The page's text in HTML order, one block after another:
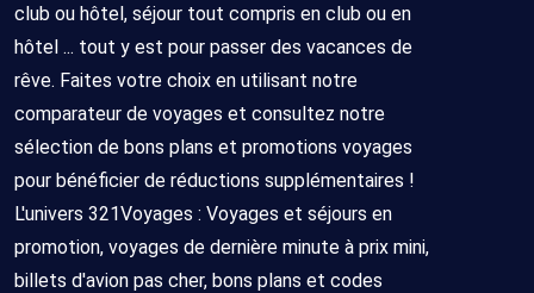
club ou hôtel, séjour tout compris en club ou en
hôtel ... tout y est pour passer des vacances de
rêve. Faites votre choix en utilisant notre
comparateur de voyages et consultez notre
sélection de bons plans et promotions voyages
pour bénéficier de réductions supplémentaires !
L'univers 321Voyages : Voyages et séjours en
promotion, voyages de dernière minute à prix mini,
billets d'avion pas cher, bons plans et codes